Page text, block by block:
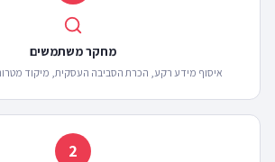
מחקר משתמשים
איסוף מידע רקע, הכרת הסביבה העסקית, מיקוד
2